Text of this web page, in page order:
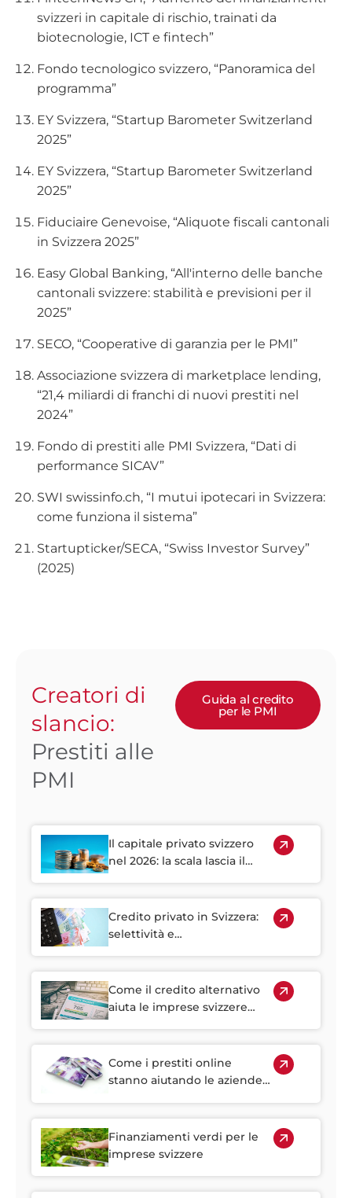
svizzeri in capitale di rischio, trainati da
biotecnologie, ICT e fintech”
Fondo tecnologico svizzero, “Panoramica del
programma”
EY Svizzera, “Startup Barometer Switzerland
2025”
EY Svizzera, “Startup Barometer Switzerland
2025”
Fiduciaire Genevoise, “Aliquote fiscali cantonali
in Svizzera 2025”
Easy Global Banking, “All'interno delle banche
cantonali svizzere: stabilità e previsioni per il
2025”
SECO, “Cooperative di garanzia per le PMI”
Associazione svizzera di marketplace lending,
“21,4 miliardi di franchi di nuovi prestiti nel
2024”
Fondo di prestiti alle PMI Svizzera, “Dati di
performance SICAV”
SWI swissinfo.ch, “I mutui ipotecari in Svizzera:
come funziona il sistema”
Startupticker/SECA, “Swiss Investor Survey”
(2025)
Creatori di
slancio:
Prestiti alle
PMI
Guida al credito
per le PMI
Il capitale privato svizzero
nel 2026: la scala lascia il
crescita
Credito privato in Svizzera:
selettività e
decisive nel 2026
Come il credito alternativo
aiuta le imprese svizzere
Suisse e UBS
Come i prestiti online
stanno aiutando le aziende
Finanziamenti verdi per le
imprese svizzere